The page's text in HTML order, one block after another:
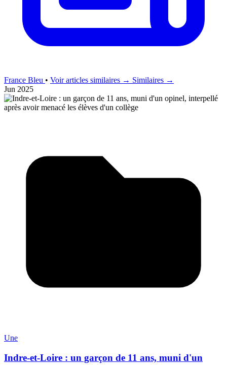
France Bleu • Voir articles similaires → Similaires →
Jun 2025
Une
Indre-et-Loire : un garçon de 11 ans, muni d'un